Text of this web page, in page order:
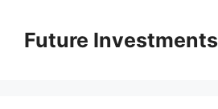
вмістуFuture Investments